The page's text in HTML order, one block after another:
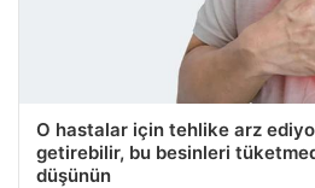
O hastalar için tehlike arz
getirebilir, bu besinleri
düşünün